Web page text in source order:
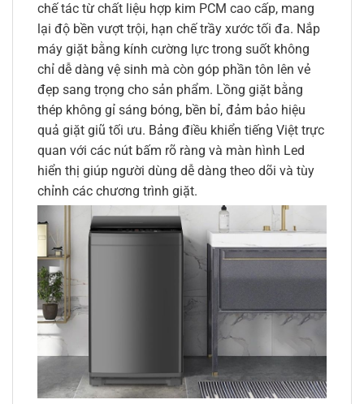
chế tác từ chất liệu hợp kim PCM cao cấp, mang
lại độ bền vượt trội, hạn chế trầy xước tối đa. Nắp
máy giặt bằng kính cường lực trong suốt không
chỉ dễ dàng vệ sinh mà còn góp phần tôn lên vẻ
đẹp sang trọng cho sản phẩm. Lồng giặt bằng
thép không gỉ sáng bóng, bền bỉ, đảm bảo hiệu
quả giặt giũ tối ưu. Bảng điều khiển tiếng Việt trực
quan với các nút bấm rõ ràng và màn hình Led
hiển thị giúp người dùng dễ dàng theo dõi và tùy
chỉnh các chương trình giặt.